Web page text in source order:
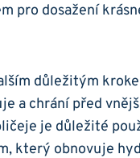
pro dosažení
důležitým
a chrání před
je důležité‌
který ​obnovuje